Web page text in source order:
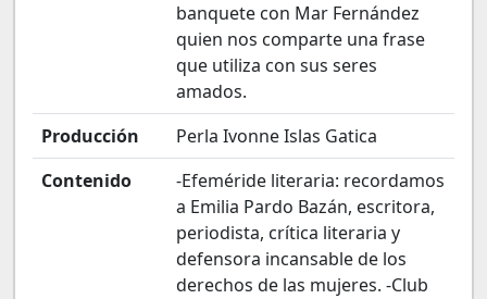
banquete con Mar Fernández
quien nos comparte una frase
que utiliza con sus seres
amados.
Producción
Perla Ivonne Islas Gatica
Contenido
-Efeméride literaria: recordamos
a Emilia Pardo Bazán, escritora,
periodista, crítica literaria y
defensora incansable de los
derechos de las mujeres. -Club